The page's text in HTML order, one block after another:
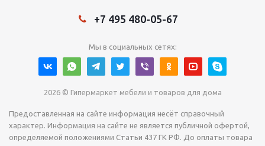
+7 495 480-05-67
Мы в социальных сетях:
2026 © Гипермаркет мебели и товаров для дома
Предоставленная на сайте информация несёт справочный
характер. Информация на сайте не является публичной офертой,
определяемой положениями Статьи 437 ГК РФ. До оплаты товара